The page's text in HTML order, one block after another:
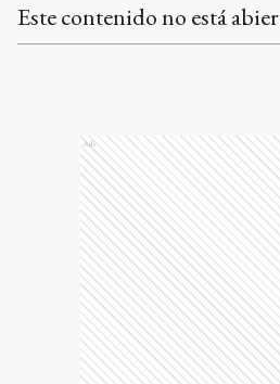
Este contenido no está
Ads